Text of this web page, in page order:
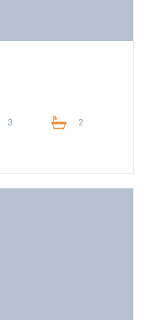
3 2